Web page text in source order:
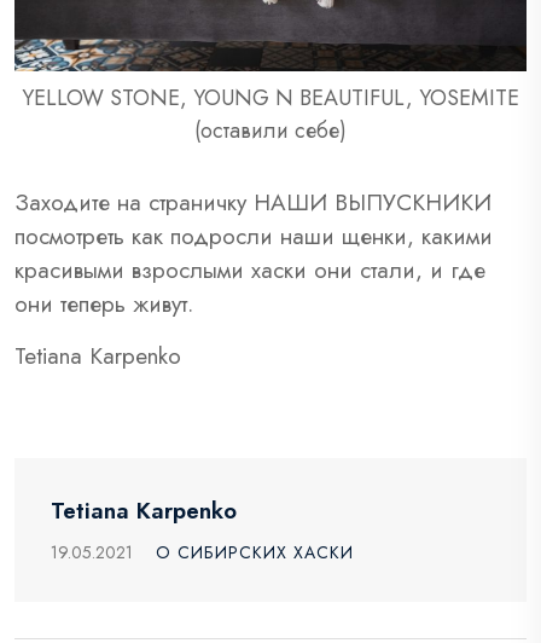
YELLOW STONE, YOUNG N BEAUTIFUL, YOSEMITE
(оставили себе)
Заходите на страничку НАШИ ВЫПУСКНИКИ
посмотреть как подросли наши щенки, какими
красивыми взрослыми хаски они стали, и где
они теперь живут.
Tetiana Karpenko
Tetiana Karpenko
19.05.2021 О СИБИРСКИХ ХАСКИ